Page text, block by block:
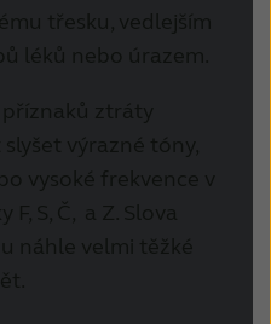
třesku, vedlejším
léků nebo úrazem.
příznaků ztráty
slyšet výrazné tóny,
vysoké frekvence v
S, Č, a Z.
Slova
náhle velmi těžké